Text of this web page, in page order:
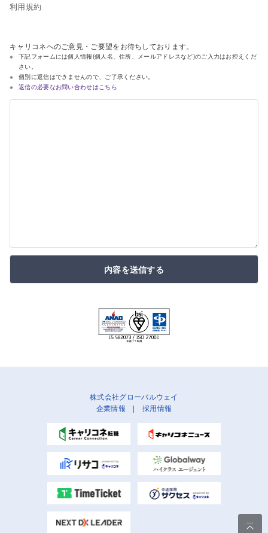
利用規約
キャリコネへのご意見・ご要望をお待ちしております。
下記フォームには個人情報(個人名、住所、メールアドレスなど)のご入力はお控えくだ
さい。
個別に返信はできませんので、ご了承ください。
返信の必要なお問い合わせはこちら
内容を送信する
株式会社グローバルウェイ
企業情報 | 採用情報
